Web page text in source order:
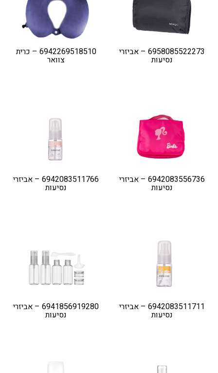
דיגיטל
הום אקססוריז
הלבשה תחתונה
טיפוח
מסיבות וימי הולדת
משחקים
נסיעות
ספורט
קוסמטיקה
6958085522273 – אביזרי
נסיעות
6942269518510 – כרית
צוואר
6942083556736 – אביזרי
נסיעות
6942083511766 – אביזרי
נסיעות
6942083511711 – אביזרי
נסיעות
6941856919280 – אביזרי
נסיעות